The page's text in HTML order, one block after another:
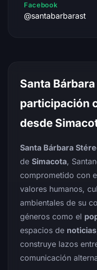
Facebook
@santabarbarast
Santa
participación
desde
Santa Bárbara
de Simacota,
comprometido con
valores humanos,
ambientales de su
géneros como el
espacios de noticias
construye lazos
comunicación